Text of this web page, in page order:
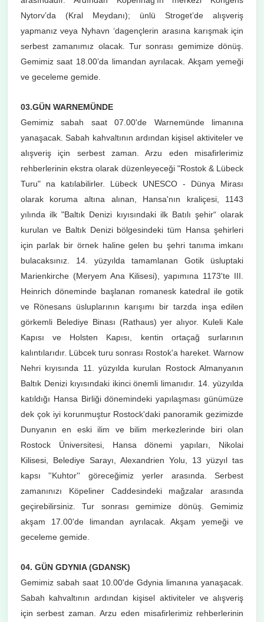
Nytorv’da (Kral Meydanı); ünlü Stroget’de alışveriş
yapmanız veya Nyhavn ‘dagençlerin arasına karışmak için
serbest zamanımız olacak. Tur sonrası gemimize dönüş.
Gemimiz saat 18.00’da limandan ayrılacak. Akşam yemeği
ve geceleme gemide.
03.GÜN WARNEMÜNDE
Gemimiz sabah saat 07.00'de Warnemünde limanına
yanaşacak. Sabah kahvaltının ardından kişisel aktiviteler ve
alışveriş için serbest zaman. Arzu eden misafirlerimiz
rehberlerinin ekstra olarak düzenleyeceği "Rostok & Lübeck
Turu" na katılabilirler. Lübeck UNESCO - Dünya Mirası
olarak koruma altına alınan, Hansa'nın kraliçesi, 1143
yılında ilk "Baltık Denizi kıyısındaki ilk Batılı şehir“ olarak
kurulan ve Baltık Denizi bölgesindeki tüm Hansa şehirleri
için parlak bir örnek haline gelen bu şehri tanıma imkanı
bulacaksınız. 14. yüzyılda tamamlanan Gotik üsluptaki
Marienkirche (Meryem Ana Kilisesi), yapımına 1173'te III.
Heinrich döneminde başlanan romanesk katedral ile gotik
ve Rönesans üsluplarının karışımı bir tarzda inşa edilen
görkemli Belediye Binası (Rathaus) yer alıyor. Kuleli Kale
Kapısı ve Holsten Kapısı, kentin ortaçağ surlarının
kalıntılarıdır. Lübcek turu sonrası Rostok'a hareket. Warnow
Nehri kıyısında 11. yüzyılda kurulan Rostock Almanyanın
Baltık Denizi kıyısındaki ikinci önemli limanıdır. 14. yüzyılda
katıldığı Hansa Birliği dönemindeki yapılaşması günümüze
dek çok iyi korunmuştur Rostock'daki panoramik gezimizde
Dunyanın en eski ilim ve bilim merkezlerinde biri olan
Rostock Üniversitesi, Hansa dönemi yapıları, Nikolai
Kilisesi, Belediye Sarayı, Alexandrien Yolu, 13 yüzyıl tas
kapsı ''Kuhtor'' göreceğimiz yerler arasında. Serbest
zamanınızı Köpeliner Caddesindeki mağzalar arasında
geçirebilirsiniz. Tur sonrası gemimize dönüş. Gemimiz
akşam 17.00'de limandan ayrılacak. Akşam yemeği ve
geceleme gemide.
04. GÜN GDYNIA (GDANSK)
Gemimiz sabah saat 10.00'de Gdynia limanına yanaşacak.
Sabah kahvaltının ardından kişisel aktiviteler ve alışveriş
için serbest zaman. Arzu eden misafirlerimiz rehberlerinin